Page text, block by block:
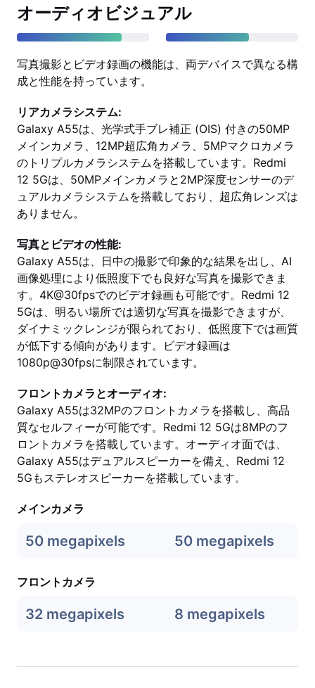
オーディオビジュアル
写真撮影とビデオ録画の機能は、両デバイスで異なる構
成と性能を持っています。
リアカメラシステム:
Galaxy A55は、光学式手ブレ補正 (OIS) 付きの50MP
メインカメラ、12MP超広角カメラ、5MPマクロカメラ
のトリプルカメラシステムを搭載しています。Redmi
12 5Gは、50MPメインカメラと2MP深度センサーのデ
ュアルカメラシステムを搭載しており、超広角レンズは
ありません。
写真とビデオの性能:
Galaxy A55は、日中の撮影で印象的な結果を出し、AI
画像処理により低照度下でも良好な写真を撮影できま
す。4K@30fpsでのビデオ録画も可能です。Redmi 12
5Gは、明るい場所では適切な写真を撮影できますが、
ダイナミックレンジが限られており、低照度下では画質
が低下する傾向があります。ビデオ録画は
1080p@30fpsに制限されています。
フロントカメラとオーディオ:
Galaxy A55は32MPのフロントカメラを搭載し、高品
質なセルフィーが可能です。Redmi 12 5Gは8MPのフ
ロントカメラを搭載しています。オーディオ面では、
Galaxy A55はデュアルスピーカーを備え、Redmi 12
5Gもステレオスピーカーを搭載しています。
メインカメラ
50 megapixels 50 megapixels
フロントカメラ
32 megapixels 8 megapixels